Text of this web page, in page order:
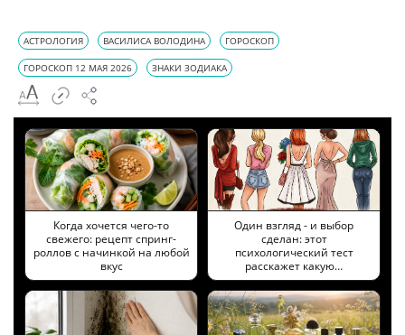
АСТРОЛОГИЯ ВАСИЛИСА ВОЛОДИНА ГОРОСКОП
ГОРОСКОП 12 МАЯ 2026 ЗНАКИ ЗОДИАКА
Когда хочется чего-то
свежего: рецепт спринг-
роллов с начинкой на любой
вкус
Один взгляд - и выбор
сделан: этот
психологический тест
расскажет какую…